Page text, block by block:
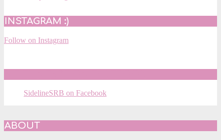
INSTAGRAM :)
Follow on Instagram
SidelineSRB on Facebook
ABOUT